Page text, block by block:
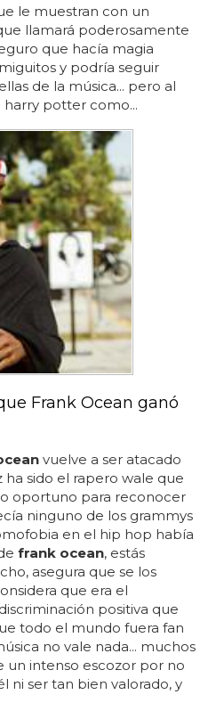
le muestran con un
llamará poderosamente
que hacía magia
y podría seguir
de la música... pero al
potter como...
Frank Ocean ganó
vuelve a ser atacado
ha sido el rapero wale que
oportuno para reconocer
ninguno de los grammys
en el hip hop había
frank ocean, estás
asegura que se los
que era el
positiva que
todo el mundo fuera fan
no vale nada... muchos
un intenso escozor por no
ni ser tan bien valorado, y